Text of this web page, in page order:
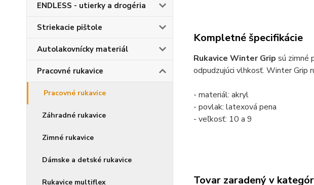
ENDLESS - utierky a drogéria
Striekacie pištole
Autolakovnícky materiál
Pracovné rukavice
Pracovné rukavice
Záhradné rukavice
Zimné rukavice
Dámske a detské rukavice
Rukavice multiflex
Kompletné špecifikácie
Rukavice Winter Grip sú zimné
odpudzujúci vlhkosť. Winter Grip
- materiál: akryl
- povlak: latexová pena
- veľkosť: 10 a 9
Tovar zaradený v